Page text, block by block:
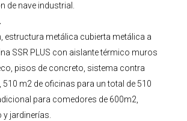
de nave industrial.
estructura metálica cubierta metálica a
SSR PLUS con aislante térmico muros
pisos de concreto, sistema contra
510 m2 de oficinas para un total de 510
para comedores de 600m2,
jardinerías.